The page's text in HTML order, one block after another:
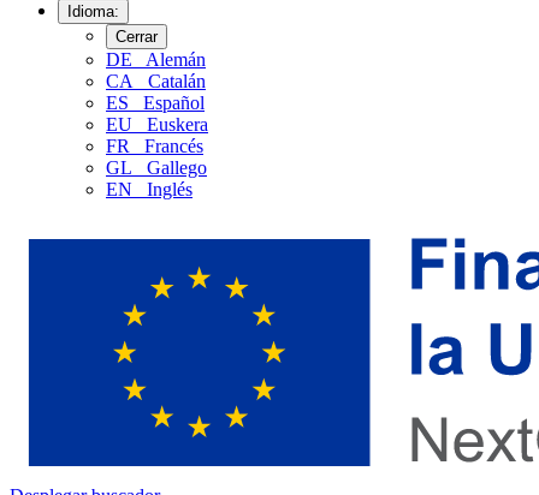
Idioma:
Cerrar
DE
Alemán
CA
Catalán
ES
Español
EU
Euskera
FR
Francés
GL
Gallego
EN
Inglés